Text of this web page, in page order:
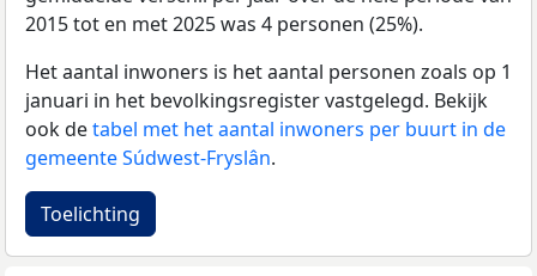
2015 tot en met 2025 was 4 personen (25%).
Het aantal inwoners is het aantal personen zoals op 1
januari in het bevolkingsregister vastgelegd. Bekijk
ook detabel met het aantal inwoners per buurt in de
gemeente Súdwest-Fryslân.
Toelichting